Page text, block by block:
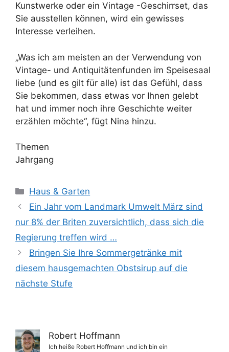
Kunstwerke oder ein Vintage -Geschirrset, das
Sie ausstellen können, wird ein gewisses
Interesse verleihen.
„Was ich am meisten an der Verwendung von
Vintage- und Antiquitätenfunden im Speisesaal
liebe (und es gilt für alle) ist das Gefühl, dass
Sie bekommen, dass etwas vor Ihnen gelebt
hat und immer noch ihre Geschichte weiter
erzählen möchte“, fügt Nina hinzu.
Themen
Jahrgang
Kategorien
Haus & Garten
Ein Jahr vom Landmark Umwelt März sind
nur 8% der Briten zuversichtlich, dass sich die
Regierung treffen wird …
Bringen Sie Ihre Sommergetränke mit
diesem hausgemachten Obstsirup auf die
nächste Stufe
Robert Hoffmann
Ich heiße Robert Hoffmann und ich bin ein